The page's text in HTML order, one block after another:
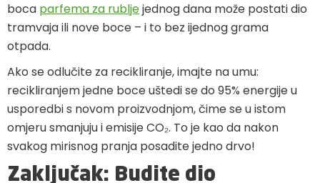
boca parfema za rubljejednog dana može postati dio
tramvaja ili nove boce – i to bez ijednog grama
otpada.
Ako se odlučite za recikliranje, imajte na umu:
recikliranjem jedne boce uštedi se do 95% energije u
usporedbi s novom proizvodnjom, čime se u istom
omjeru smanjuju i emisije CO₂. To je kao da nakon
svakog mirisnog pranja posadite jedno drvo!
Zaključak: Budite dio